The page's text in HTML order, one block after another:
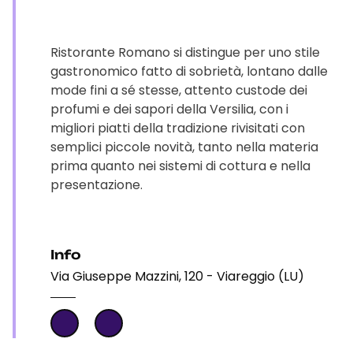
Ristorante Romano si distingue per uno stile
gastronomico fatto di sobrietà, lontano dalle
mode fini a sé stesse, attento custode dei
profumi e dei sapori della Versilia, con i
migliori piatti della tradizione rivisitati con
semplici piccole novità, tanto nella materia
prima quanto nei sistemi di cottura e nella
presentazione.
Info
Via Giuseppe Mazzini, 120 - Viareggio (LU)